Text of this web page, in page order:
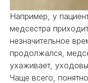
Например, у
медсестра
незначительное
продолжался,
ухаживает,
Чаще всего,